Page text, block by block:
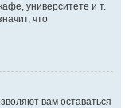
университете и т.
что
вам оставаться